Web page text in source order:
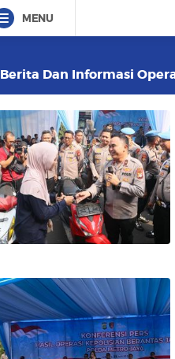
MENU
Berita Dan Informasi